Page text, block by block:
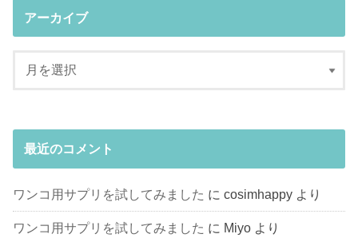
アーカイブ
最近のコメント
ワンコ用サプリを試してみました にcosimhappy より
ワンコ用サプリを試してみました に Miyo より